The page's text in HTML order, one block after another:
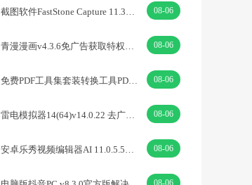
截图软件FastStone Capture 11.3中文绿色版 08-06
青漫漫画v4.3.6免广告获取特权重制修复版 08-06
免费PDF工具集套装转换工具PDFgear v2.1.18 08-06
雷电模拟器14(64)v14.0.22 去广告绿色纯净版 08-06
安卓乐秀视频编辑器AI 11.0.5.5去广告解锁VIP版 08-06
08-06